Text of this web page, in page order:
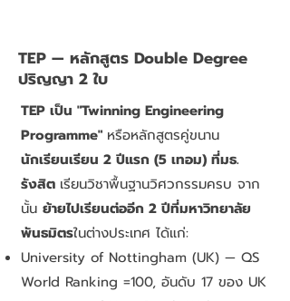
TEP — หลักสูตร Double Degree
ปริญญา 2 ใบ
TEP เป็น "Twinning Engineering
Programme" หรือหลักสูตรคู่ขนาน
นักเรียนเรียน 2 ปีแรก (5 เทอม) ที่มธ.
รังสิต เรียนวิชาพื้นฐานวิศวกรรมครบ จาก
นั้น ย้ายไปเรียนต่ออีก 2 ปีที่มหาวิทยาลัย
พันธมิตรในต่างประเทศ ได้แก่:
University of Nottingham (UK) — QS
World Ranking =100, อันดับ 17 ของ UK